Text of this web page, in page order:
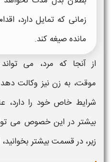
زمانی که تمایل دارد،
مانده صیغه کند.
از آنجا که مرد، می
موقت، به زن نیز وکالت دهد
شرایط خاص خود را دارد،
بیشتر در این خصوص می
زیر، در قسمت بیشتر بخوانید،